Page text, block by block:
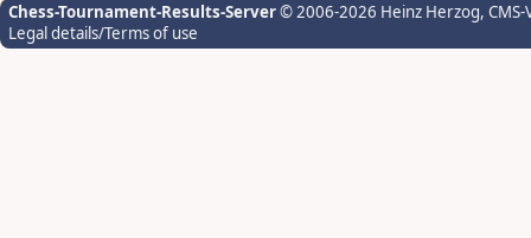
Chess-Tournament-Results-Server© 2006-2026 Heinz Herzog,
Legal details/Terms of use